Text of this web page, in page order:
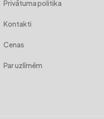
Privātuma politika
Kontakti
Cenas
Par uzlīmēm